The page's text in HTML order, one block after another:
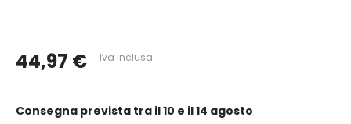
44,97 € Iva inclusa
Consegna prevista tra il 10 e il 14 agosto